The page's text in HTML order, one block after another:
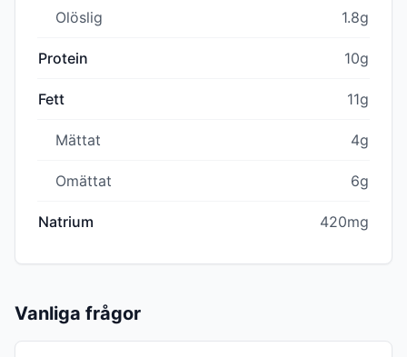
Olöslig 1.8g
Protein 10g
Fett 11g
Mättat 4g
Omättat 6g
Natrium 420mg
Vanliga frågor